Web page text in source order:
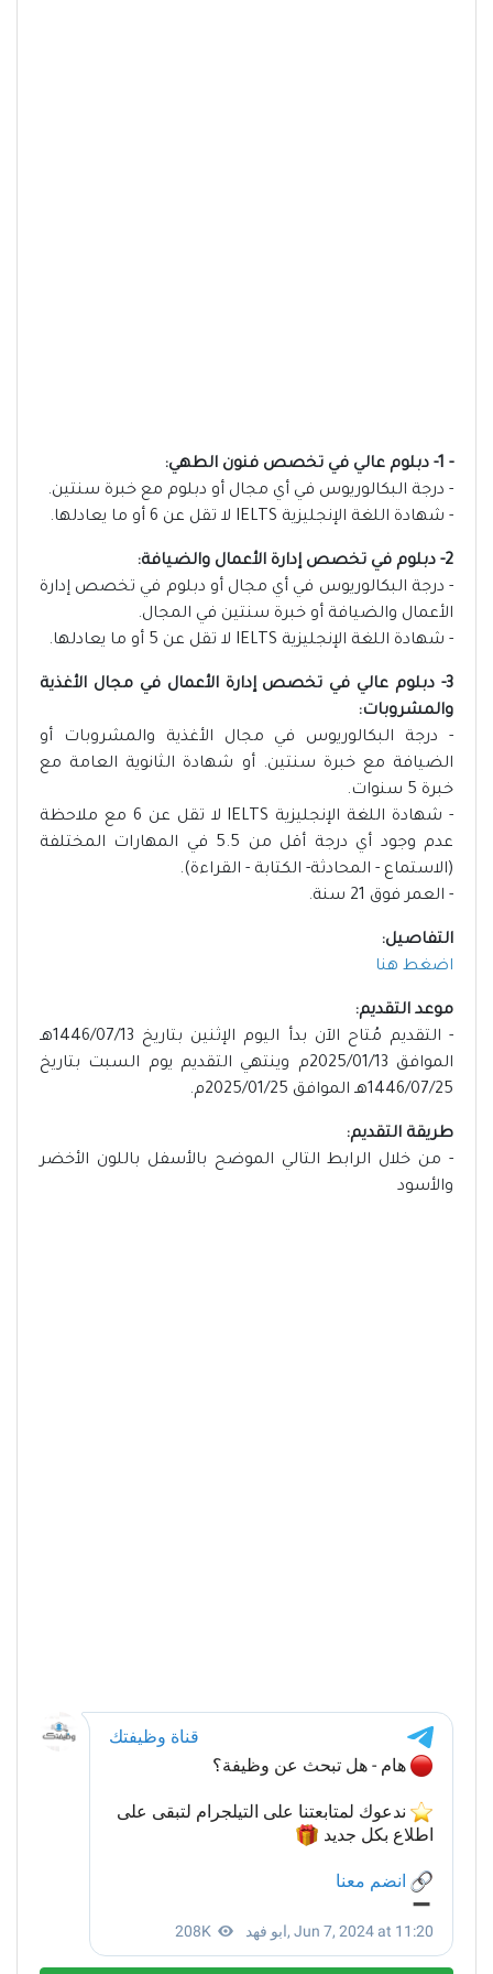
- 1- دبلوم عالي في تخصص فنون الطهي:
- درجة البكالوريوس في أي مجال أو دبلوم مع خبرة سنتين.
- شهادة اللغة الإنجليزية IELTS لا تقل عن 6 أو ما يعادلها.
2- دبلوم في تخصص إدارة الأعمال والضيافة:
- درجة البكالوريوس في أي مجال أو دبلوم في تخصص إدارة
الأعمال والضيافة أو خبرة سنتين في المجال.
- شهادة اللغة الإنجليزية IELTS لا تقل عن 5 أو ما يعادلها.
3- دبلوم عالي في تخصص إدارة الأعمال في مجال الأغذية
والمشروبات:
- درجة البكالوريوس في مجال الأغذية والمشروبات أو
الضيافة مع خبرة سنتين. أو شهادة الثانوية العامة مع
خبرة 5 سنوات.
- شهادة اللغة الإنجليزية IELTS لا تقل عن 6 مع ملاحظة
عدم وجود أي درجة أقل من 5.5 في المهارات المختلفة
(الاستماع - المحادثة- الكتابة - القراءة).
- العمر فوق 21 سنة.
التفاصيل:
اضغط هنا
موعد التقديم:
- التقديم مُتاح الآن بدأ اليوم الإثنين بتاريخ 1446/07/13هـ
الموافق 2025/01/13م وينتهي التقديم يوم السبت بتاريخ
1446/07/25هـ الموافق 2025/01/25م.
طريقة التقديم:
- من خلال الرابط التالي الموضح بالأسفل باللون الأخضر
والأسود